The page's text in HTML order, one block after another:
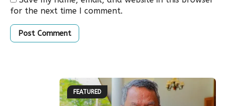
for the next time I comment.
FEATURED